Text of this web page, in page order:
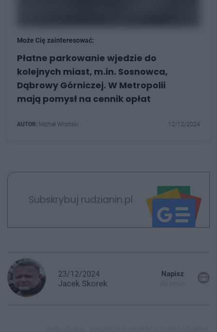
Może Cię zainteresować:
Płatne parkowanie wjedzie do
kolejnych miast, m.in. Sosnowca,
Dąbrowy Górniczej. W Metropolii
mają pomysł na cennik opłat
AUTOR: Michał Wroński 12/12/2024
Subskrybuj rudzianin.pl
23/12/2024
Jacek Skorek
Napisz